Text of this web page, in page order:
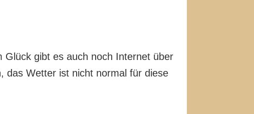
Glück gibt es auch noch Internet über
das Wetter ist nicht normal für diese